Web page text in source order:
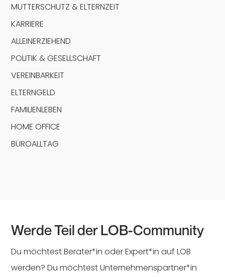
MUTTERSCHUTZ & ELTERNZEIT
KARRIERE
ALLEINERZIEHEND
POLITIK & GESELLSCHAFT
VEREINBARKEIT
ELTERNGELD
FAMILIENLEBEN
HOME OFFICE
BÜROALLTAG
Werde Teil der LOB-Community
Du möchtest Berater*in oder Expert*in auf LOB
werden? Du möchtest Unternehmenspartner*in